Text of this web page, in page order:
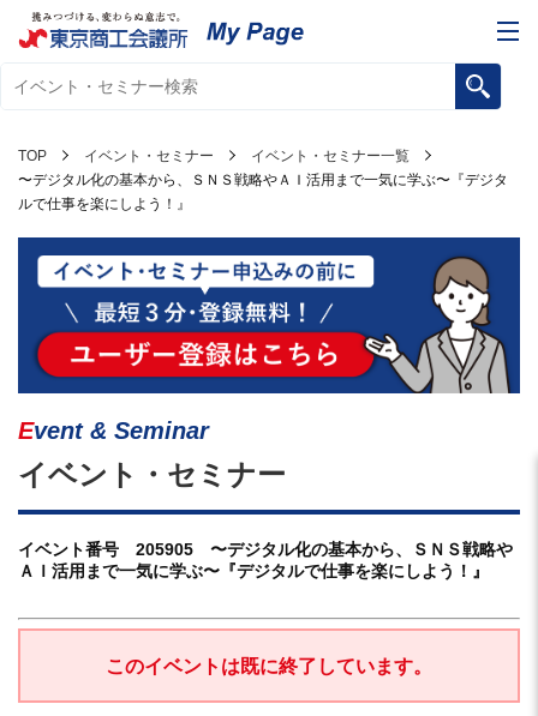
TOP イベント・セミナー
イベント・セミナー一覧
〜デジタル化の基本から、ＳＮＳ戦略やＡＩ活用まで一気に学ぶ〜『デジタ
ルで仕事を楽にしよう！』
Event & Seminar
イベント・セミナー
イベント番号 205905 〜デジタル化の基本から、ＳＮＳ戦略や
ＡＩ活用まで一気に学ぶ〜『デジタルで仕事を楽にしよう！』
このイベントは既に終了しています。